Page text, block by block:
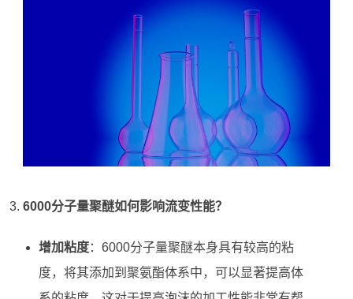
6000分子量聚醚如何影响流变性能？
增加粘度：6000分子量聚醚本身具有较高的粘
度，将其添加到聚氨酯体系中，可以显著提高体